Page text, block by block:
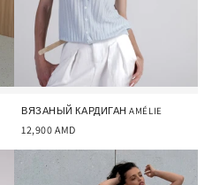
ВЯЗАНЫЙ КАРДИГАН AMÉLIE
12,900 AMD